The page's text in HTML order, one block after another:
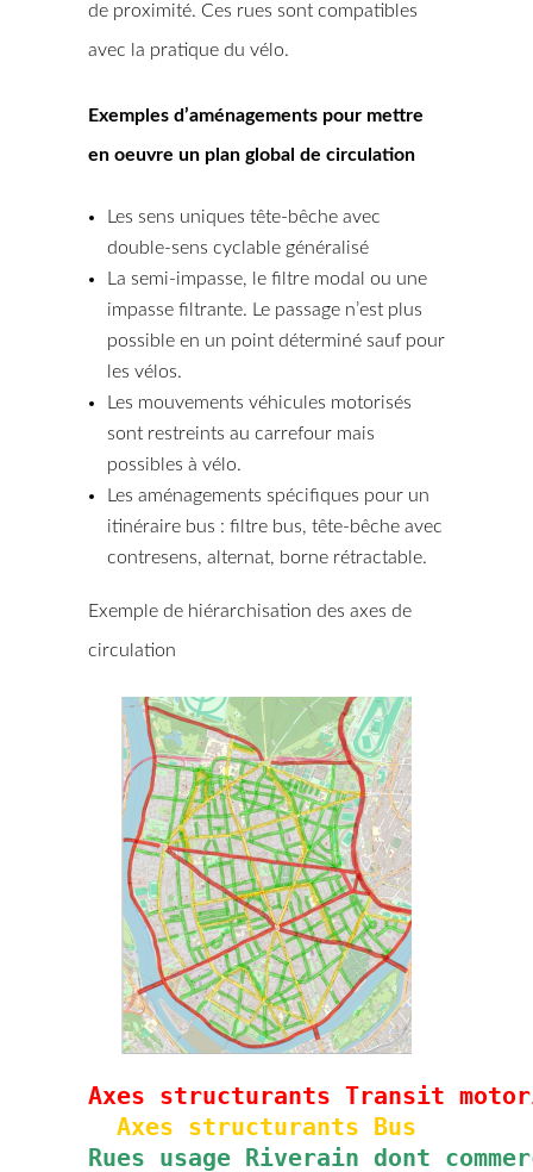
de proximité. Ces rues sont compatibles
avec la pratique du vélo.
Exemples d’aménagements pour mettre
en oeuvre un plan global de circulation
Les sens uniques tête-bêche avec
double-sens cyclable généralisé
La semi-impasse, le filtre modal ou une
impasse filtrante. Le passage n’est plus
possible en un point déterminé sauf pour
les vélos.
Les mouvements véhicules motorisés
sont restreints au carrefour mais
possibles à vélo.
Les aménagements spécifiques pour un
itinéraire bus : filtre bus, tête-bêche avec
contresens, alternat, borne rétractable.
Exemple de hiérarchisation des axes de
circulation
Axes structurants Transit
Axes structurants Bus
Rues usage Riverain dont